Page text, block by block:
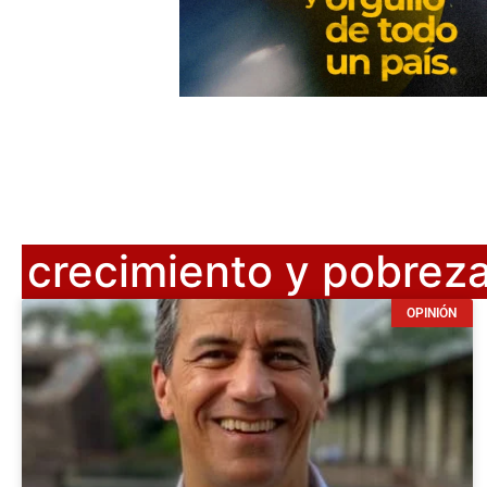
crecimiento y
OPINIÓN